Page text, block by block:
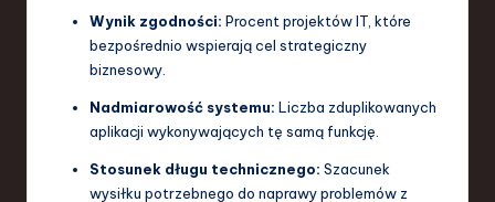
Wynik zgodności: Procent projektów IT, które
bezpośrednio wspierają cel strategiczny
biznesowy.
Nadmiarowość systemu: Liczba zduplikowanych
aplikacji wykonywających tę samą funkcję.
Stosunek długu technicznego: Szacunek
wysiłku potrzebnego do naprawy problemów z